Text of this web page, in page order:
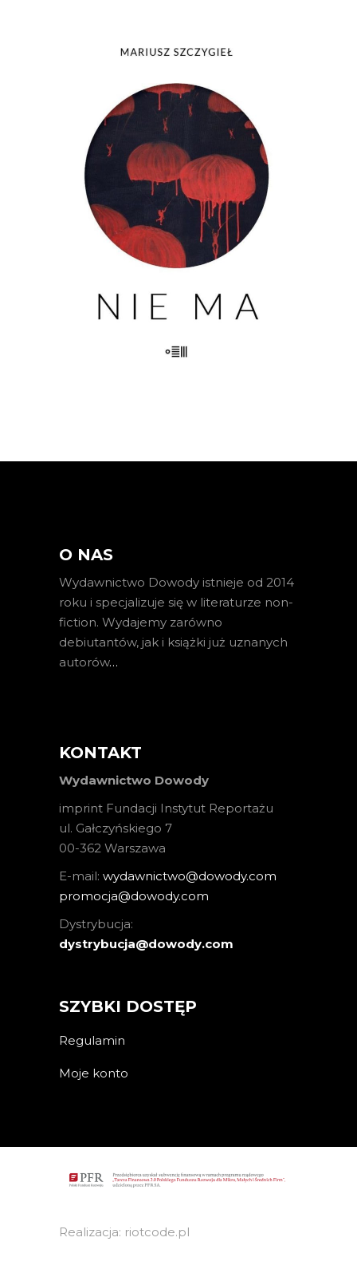
[EBOOK] Mariusz Szczygieł – NIE
MA
Nie ma kogoś. Nie ma czegoś. Nie ma
przeszłości. Nie ma pamięci. Nie ma
widelców do sera. Nie ma miłości. Nie
ma życia. Nie ma fikcji. Nie ma
właściwego koloru. Nie ma komisji. Nie
ma grobu. Nie ma siostry. Nie […]
46.00 23.00zł
KSIĄŻKA DO KOSZYKA
O NAS
Wydawnictwo Dowody istnieje od 2014
roku i specjalizuje się w literaturze non-
fiction. Wydajemy zarówno
debiutantów, jak i książki już uznanych
autorów…
KONTAKT
Wydawnictwo Dowody
imprint Fundacji Instytut Reportażu
ul. Gałczyńskiego 7
00-362 Warszawa
E-mail: wydawnictwo@dowody.com
promocja@dowody.com
Dystrybucja:
dystrybucja@dowody.com
SZYBKI DOSTĘP
Regulamin
Moje konto
Realizacja: riotcode.pl